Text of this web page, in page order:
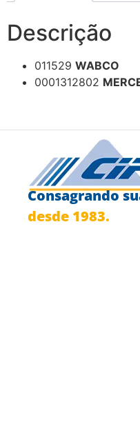
Descrição
011529 WABCO
0001312802
Consagrando
desde 1983.